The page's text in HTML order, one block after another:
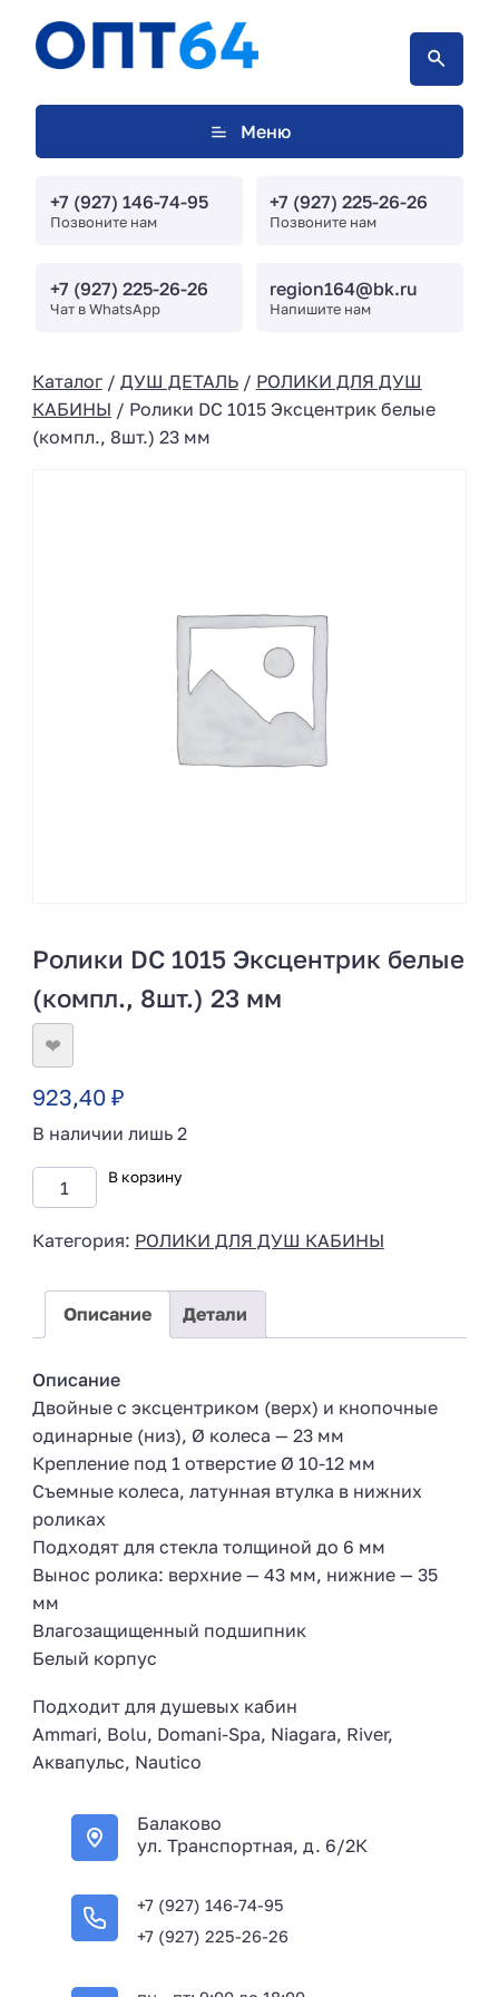
Меню
+7 (927) 146-74-95
Позвоните нам
+7 (927) 225-26-26
Позвоните нам
+7 (927) 225-26-26
Чат в WhatsApp
region164@bk.ru
Напишите нам
Каталог/ ДУШ ДЕТАЛЬ/ РОЛИКИ ДЛЯ ДУШ
КАБИНЫ / Ролики DC 1015 Эксцентрик белые
(компл., 8шт.) 23 мм
Ролики DC 1015 Эксцентрик белые
(компл., 8шт.) 23 мм
❤
923,40 ₽
В наличии лишь 2
В корзину
Категория: РОЛИКИ ДЛЯ ДУШ КАБИНЫ
Описание Детали
Описание
Двойные с эксцентриком (верх) и кнопочные
одинарные (низ), Ø колеса — 23 мм
Крепление под 1 отверстие Ø 10-12 мм
Съемные колеса, латунная втулка в нижних
роликах
Подходят для стекла толщиной до 6 мм
Вынос ролика: верхние — 43 мм, нижние — 35
мм
Влагозащищенный подшипник
Белый корпус
Подходит для душевых кабин
Ammari, Bolu, Domani-Spa, Niagara, River,
Аквапульс, Nautico
Балаково
ул. Транспортная, д. 6/2К
+7 (927) 146-74-95
+7 (927) 225-26-26